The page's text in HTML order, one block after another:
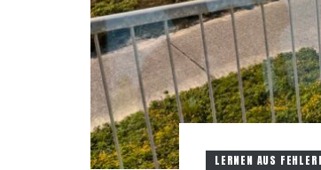
LERNEN AUS